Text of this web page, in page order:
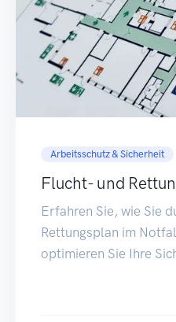
Arbeitsschutz & Sicherheit
Flucht- und
Erfahren Sie, wie Sie
Rettungsplan im
optimieren Sie Ihre